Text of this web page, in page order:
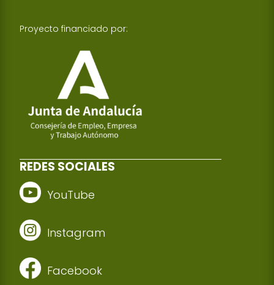
Proyecto financiado por:
REDES SOCIALES
YouTube
Instagram
Facebook